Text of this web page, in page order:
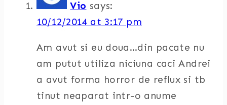
Vio says:
10/12/2014 at 3:17 pm
Am avut si eu doua…din pacate nu
am putut utiliza niciuna caci Andrei
a avut forma horror de reflux si tb
tinut neaparat intr-o anume